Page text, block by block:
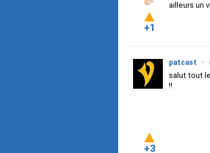
ailleurs un
+1
patcast •
salut tout
!!
+3